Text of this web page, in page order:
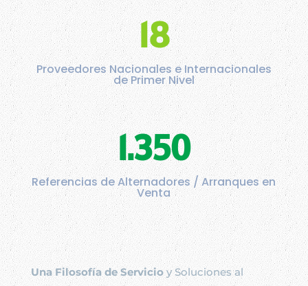
18
Proveedores Nacionales e Internacionales
de Primer Nivel
1.350
Referencias de Alternadores / Arranques en
Venta
Una Filosofía de Servicioy Soluciones al